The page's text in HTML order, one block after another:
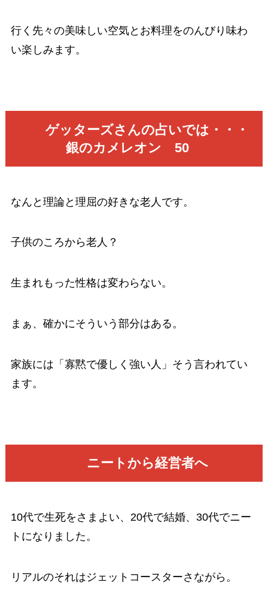
行く先々の美味しい空気とお料理をのんびり味わ
い楽しみます。
ゲッターズさんの占いでは・・・
銀のカメレオン 50
なんと理論と理屈の好きな老人です。
子供のころから老人？
生まれもった性格は変わらない。
まぁ、確かにそういう部分はある。
家族には「寡黙で優しく強い人」そう言われてい
ます。
ニートから経営者へ
10代で生死をさまよい、20代で結婚、30代でニー
トになりました。
リアルのそれはジェットコースターさながら。